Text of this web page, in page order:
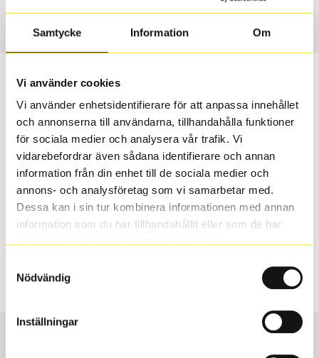
Samtycke Information Om
Vi använder cookies
Vi använder enhetsidentifierare för att anpassa innehållet
och annonserna till användarna, tillhandahålla funktioner
för sociala medier och analysera vår trafik. Vi
vidarebefordrar även sådana identifierare och annan
information från din enhet till de sociala medier och
annons- och analysföretag som vi samarbetar med.
Dessa kan i sin tur kombinera informationen med annan
information som du har tillhandahållit eller som de har
Nödvändig
Inställningar
90373
Passar detta däck min bil?
Ange registreringsnummer för att se om det däck du
valt passar din bilmodell. Om du köper däck som skall
sättas på dina befintliga fälgar, se till att kolla en extra
gång så att däck och fälg har samma dimensioner.
Ibland kan fälgen ha bytts ut under årens lopp och
inte vara samma dimension som bilen hade ut från
fabrik.
S Sök